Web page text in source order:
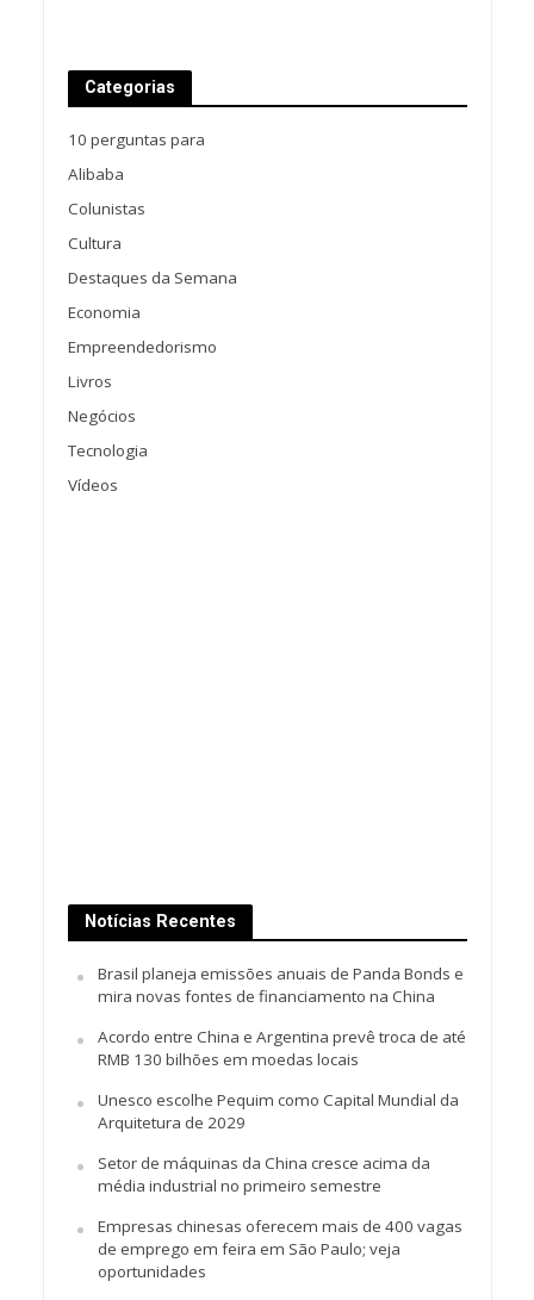
Categorias
10 perguntas para
Alibaba
Colunistas
Cultura
Destaques da Semana
Economia
Empreendedorismo
Livros
Negócios
Tecnologia
Vídeos
Notícias Recentes
Brasil planeja emissões anuais de Panda Bonds e
mira novas fontes de financiamento na China
Acordo entre China e Argentina prevê troca de até
RMB 130 bilhões em moedas locais
Unesco escolhe Pequim como Capital Mundial da
Arquitetura de 2029
Setor de máquinas da China cresce acima da
média industrial no primeiro semestre
Empresas chinesas oferecem mais de 400 vagas
de emprego em feira em São Paulo; veja
oportunidades